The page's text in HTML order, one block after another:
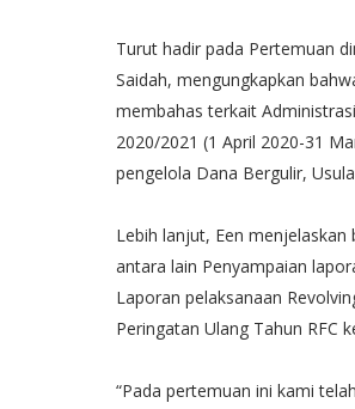
Turut hadir pada Pertemuan
Saidah, mengungkapkan
membahas terkait
2020/2021 (1 April 2020-31
pengelola Dana Bergulir,
Lebih lanjut, Een
antara lain Penyampaian
Laporan pelaksanaan
Peringatan Ulang Tahun RFC
“Pada pertemuan ini kami